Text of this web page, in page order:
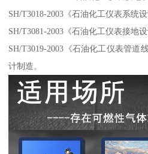
SH/T3018-2003《石油化工仪表系统设
SH/T3081-2003《石油化工仪表接地设
SH/T3019-2003《石油化工仪表管道
计制造。